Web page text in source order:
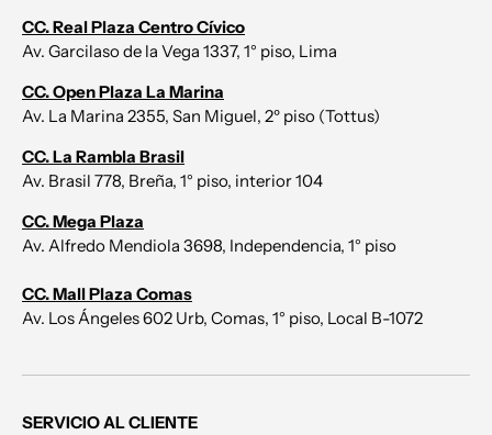
CC. Real Plaza Centro Cívico
Av. Garcilaso de la Vega 1337, 1° piso, Lima
CC. Open Plaza La Marina
Av. La Marina 2355, San Miguel, 2º piso (Tottus)
CC. La Rambla Brasil
Av. Brasil 778, Breña, 1° piso, interior 104
CC. Mega Plaza
Av. Alfredo Mendiola 3698, Independencia, 1° piso
CC. Mall Plaza Comas
Av. Los Ángeles 602 Urb, Comas, 1° piso, Local B-1072
SERVICIO AL CLIENTE